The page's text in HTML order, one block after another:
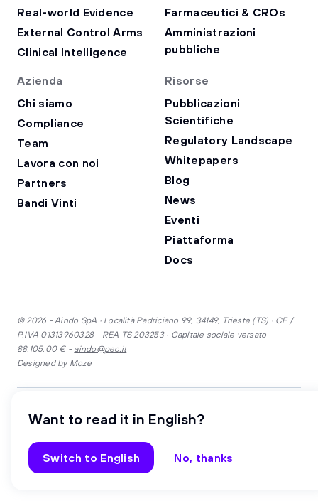
Real-world Evidence
External Control Arms
Clinical Intelligence
Farmaceutici & CROs
Amministrazioni
pubbliche
Azienda
Chi siamo
Compliance
Team
Lavora con noi
Partners
Bandi Vinti
Risorse
Pubblicazioni
Scientifiche
Regulatory Landscape
Whitepapers
Blog
News
Eventi
Piattaforma
Docs
© 2026 - Aindo SpA · Località Padriciano 99, 34149, Trieste (TS) · CF /
P.IVA 01313960328 - REA TS 203253 · Capitale sociale versato
88.105,00 € - aindo@pec.it
Designed by Moze
Inglese · Italiano
Security Gender equality
Code of Ethics
Want to read it in English?
Switch to English No, thanks